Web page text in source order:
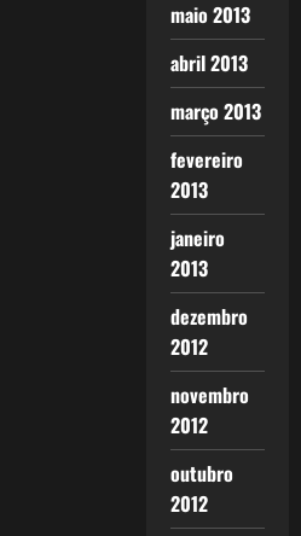
maio 2013
abril 2013
março 2013
fevereiro
2013
janeiro
2013
dezembro
2012
novembro
2012
outubro
2012